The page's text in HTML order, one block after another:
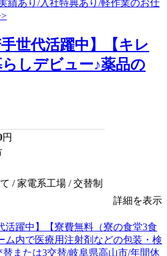
手世代活躍中】【キレ
しデビュー♪薬品の
円
/ 家電系工場 / 交替制
詳細を表示